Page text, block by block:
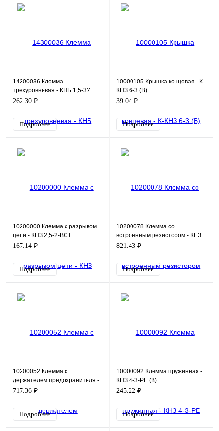
14300036 Клемма
трехуровневая - КНБ 1,5-3У
262.30 ₽
Подробнее
10000105 Крышка концевая - К-
КНЗ 6-3 (В)
39.04 ₽
Подробнее
10200000 Клемма с разрывом
цепи - КНЗ 2,5-2-ВСТ
167.14 ₽
Подробнее
10200078 Клемма со
встроенным резистором - КНЗ
2,5-2У-Р/Н 2К
821.43 ₽
Подробнее
10200052 Клемма с
держателем предохранителя -
КНЗ 4-2-250 (5х20) (В)
717.36 ₽
Подробнее
10000092 Клемма пружинная -
КНЗ 4-3-РЕ (В)
245.22 ₽
Подробнее